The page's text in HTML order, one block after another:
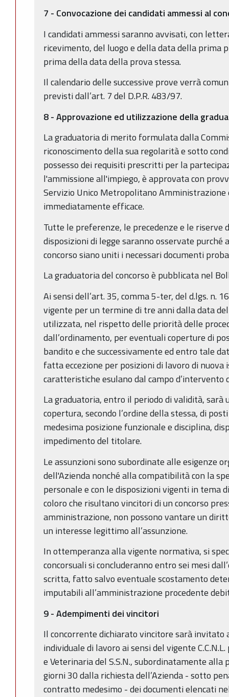
7 - Convocazione dei candidati ammessi al
I candidati ammessi saranno avvisati, con
ricevimento, del luogo e della data della prima
prima della data della prova stessa.
Il calendario delle successive prove verrà
previsti dall’art. 7 del D.P.R. 483/97.
8 - Approvazione ed utilizzazione della
La graduatoria di merito formulata dalla
riconoscimento della sua regolarità e sotto
possesso dei requisiti prescritti per la
l'ammissione all'impiego, è approvata con
Servizio Unico Metropolitano Amministrazione
immediatamente efficace.
Tutte le preferenze, le precedenze e le
disposizioni di legge saranno osservate purché
concorso siano uniti i necessari documenti
La graduatoria del concorso è pubblicata nel
Ai sensi dell’art. 35, comma 5-ter, del d.lgs. n.
vigente per un termine di tre anni dalla data
utilizzata, nel rispetto delle priorità delle
dall’ordinamento, per eventuali coperture di
bandito e che successivamente ed entro tale
fatta eccezione per posizioni di lavoro di
caratteristiche esulano dal campo d’intervento
La graduatoria, entro il periodo di validità,
copertura, secondo l’ordine della stessa, di
medesima posizione funzionale e disciplina,
impedimento del titolare.
Le assunzioni sono subordinate alle esigenze
dell'Azienda nonché alla compatibilità con la
personale e con le disposizioni vigenti in tema
coloro che risultano vincitori di un concorso
amministrazione, non possono vantare un
un interesse legittimo all’assunzione.
In ottemperanza alla vigente normativa, si
concorsuali si concluderanno entro sei mesi
scritta, fatto salvo eventuale scostamento
imputabili all’amministrazione procedente
9 - Adempimenti dei vincitori
Il concorrente dichiarato vincitore sarà
individuale di lavoro ai sensi del vigente
e Veterinaria del S.S.N., subordinatamente
giorni 30 dalla richiesta dell’Azienda - sotto
contratto medesimo - dei documenti elencati